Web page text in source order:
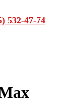
532-47-74